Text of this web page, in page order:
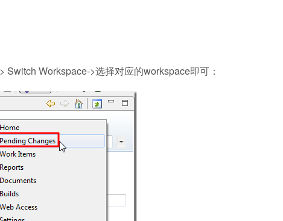
Switch Workspace->选择对应的workspace即可：